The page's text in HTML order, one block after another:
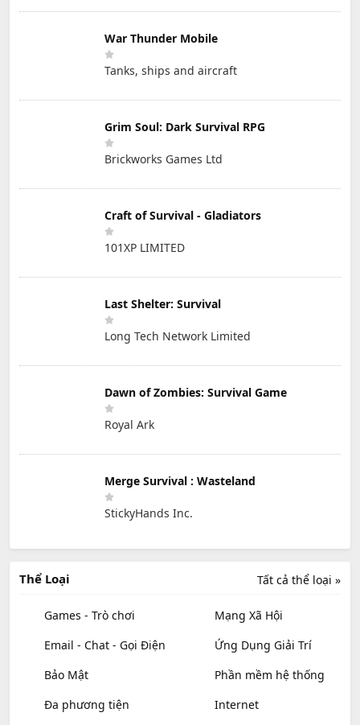
War Thunder Mobile
Tanks, ships and aircraft
Grim Soul: Dark Survival RPG
Brickworks Games Ltd
Craft of Survival - Gladiators
101XP LIMITED
Last Shelter: Survival
Long Tech Network Limited
Dawn of Zombies: Survival Game
Royal Ark
Merge Survival : Wasteland
StickyHands Inc.
Tất cả thể loại »
Thể Loại
Games - Trò chơi
Mạng Xã Hội
Email - Chat - Gọi Điện
Ứng Dụng Giải Trí
Bảo Mật
Phần mềm hệ thống
Đa phương tiện
Internet